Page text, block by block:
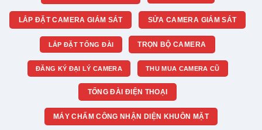
LẮP ĐẶT CAMERA GIÁM SÁT SỬA CAMERA GIÁM SÁT
LẮP ĐẶT TỔNG ĐÀI TRỌN BỘ CAMERA
ĐĂNG KÝ ĐẠI LÝ CAMERA THU MUA CAMERA CŨ
TỔNG ĐÀI ĐIỆN THOẠI
MÁY CHẤM CÔNG NHẬN DIỆN KHUÔN MẶT